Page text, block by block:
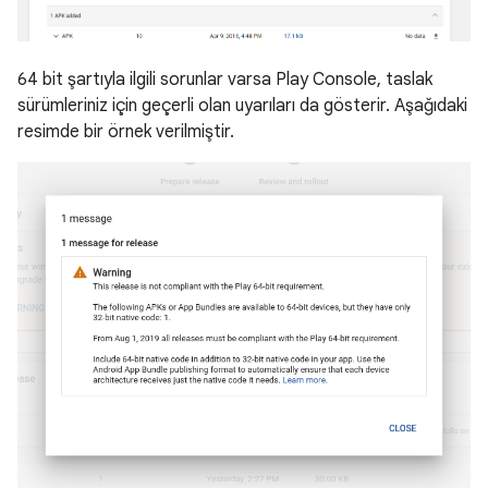
64 bit şartıyla ilgili sorunlar varsa Play Console, taslak
sürümleriniz için geçerli olan uyarıları da gösterir. Aşağıdaki
resimde bir örnek verilmiştir.